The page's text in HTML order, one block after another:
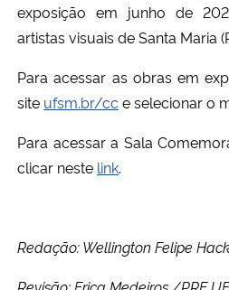
exposição em junho de
artistas visuais de Santa Maria
Para acessar as obras em
site ufsm.br/cc e selecionar o
Para acessar a Sala
clicar neste link.
Redação: Wellington Felipe
Revisão: Erica Medeiros /PRE